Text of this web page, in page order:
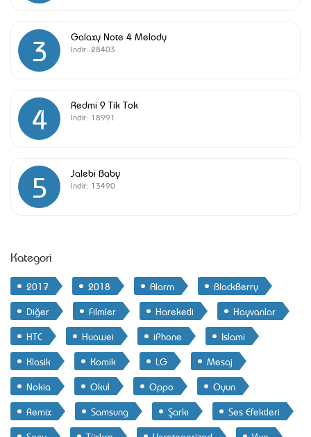
3 Galaxy Note 4 Melody
İndir: 28403
4 Redmi 9 Tik Tok
İndir: 18991
5 Jalebi Baby
İndir: 13490
Kategori
2017 2018 Alarm
BlackBerry
Diğer
Filmler Hareketli
Hayvanlar
HTC
Huawei iPhone
Islami
Klasik
Komik LG
Mesaj
Nokia
Okul Oppo
Oyun
Remix
Samsung Şarkı
Ses Efektleri